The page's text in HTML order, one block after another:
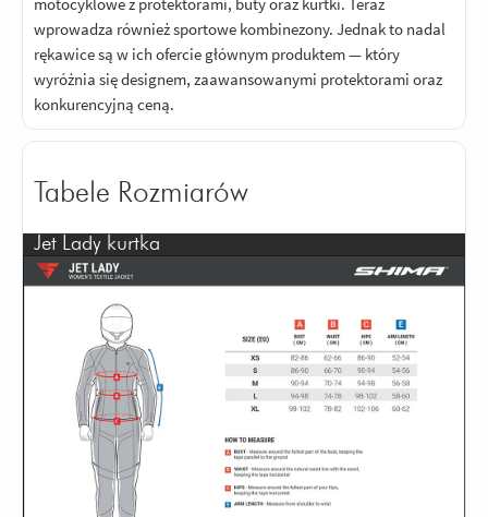
motocyklowe z protektorami, buty oraz kurtki. Teraz
wprowadza również sportowe kombinezony. Jednak to nadal
rękawice są w ich ofercie głównym produktem — który
wyróżnia się designem, zaawansowanymi protektorami oraz
konkurencyjną ceną.
Tabele Rozmiarów
Jet Lady kurtka